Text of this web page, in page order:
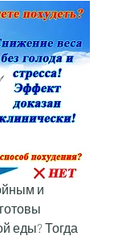
и
еды? Тогда